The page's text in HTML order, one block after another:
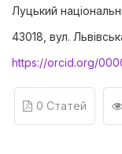
Луцький
43018, вул.
https://orcid.org/
0 Статей